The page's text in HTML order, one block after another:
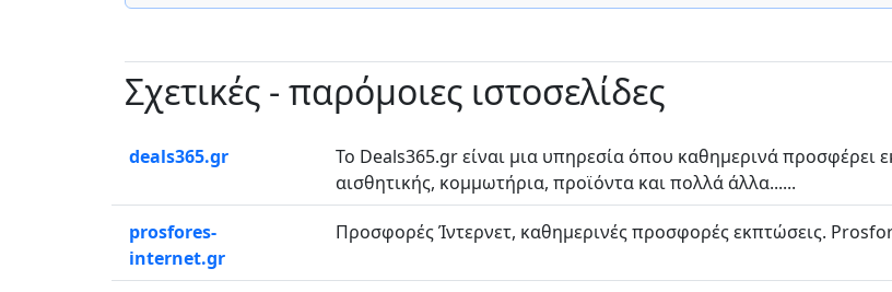
Σχετικές - παρόμοιες ιστοσελίδες
deals365.gr
Το Deals365.gr είναι μια υπηρεσία όπου καθημερινά προσφέρει
αισθητικής, κομμωτήρια, προϊόντα και πολλά άλλα......
prosfores-
internet.gr
Προσφορές Ίντερνετ, καθημερινές προσφορές εκπτώσεις.